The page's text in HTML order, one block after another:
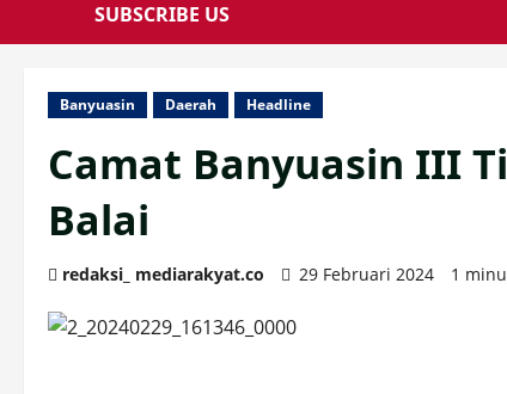
SUBSCRIBE US
Banyuasin Daerah Headline
Camat Banyuasin III
Balai
redaksi_ mediarakyat.co 29 Februari 2024 1